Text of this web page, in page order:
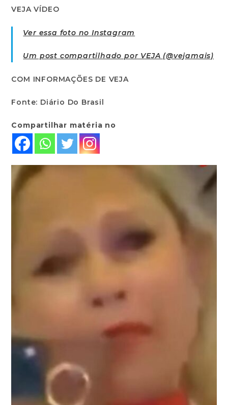
VEJA VÍDEO
Ver essa foto no Instagram
Um post compartilhado por VEJA (@vejamais)
COM INFORMAÇÕES DE VEJA
Fonte: Diário Do Brasil
Compartilhar matéria no